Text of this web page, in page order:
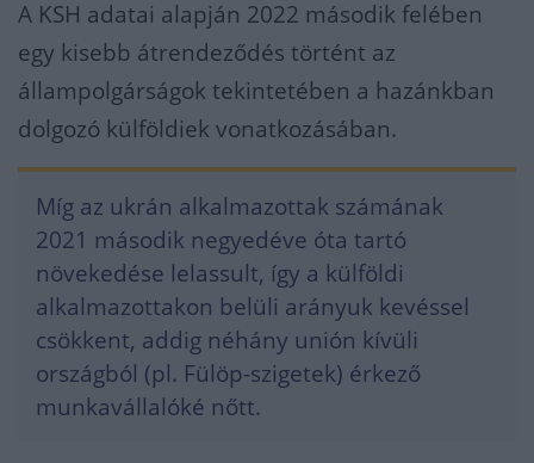
A KSH adatai alapján 2022 második felében
egy kisebb átrendeződés történt az
állampolgárságok tekintetében a hazánkban
dolgozó külföldiek vonatkozásában.
Míg az ukrán alkalmazottak számának
2021 második negyedéve óta tartó
növekedése lelassult, így a külföldi
alkalmazottakon belüli arányuk kevéssel
csökkent, addig néhány unión kívüli
országból (pl. Fülöp-szigetek) érkező
munkavállalóké nőtt.